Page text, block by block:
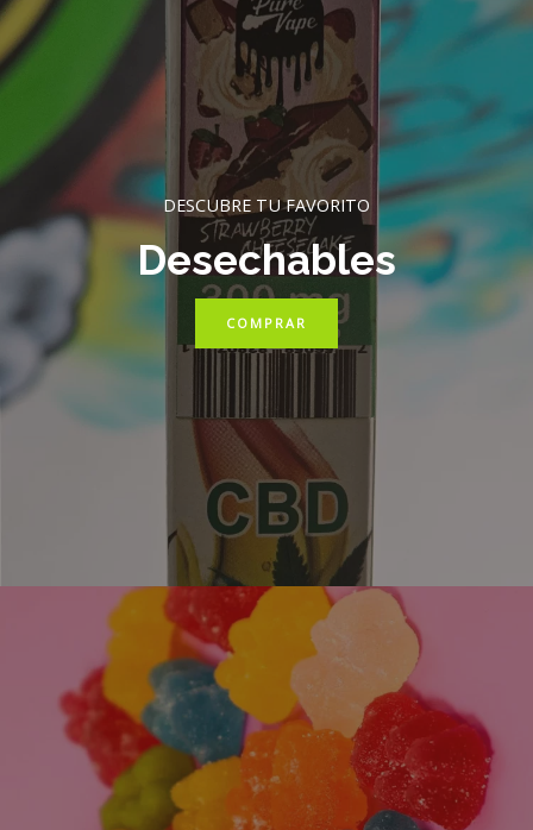
DESCUBRE TU FAVORITO
Desechables
COMPRAR